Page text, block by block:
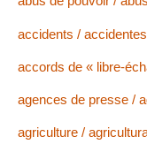
accidents / accidentes
accords de « libre-
agences de presse /
agriculture /